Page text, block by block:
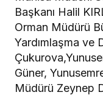
Başkanı Halil
Orman Müdürü
Yardımlaşma ve
Güner,
Müdürü Zeynep